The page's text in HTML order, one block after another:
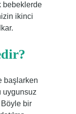
bebeklerde
ikinci
başlarken
uygunsuz
bir